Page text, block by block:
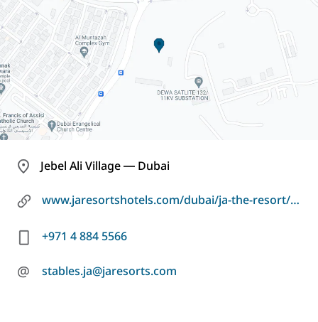
Jebel Ali Village ― Dubai
www.jaresortshotels.com/dubai/ja-the-resort/ja-equestrian-centre-dubai
+971 4 884 5566
@ stables.ja@jaresorts.com